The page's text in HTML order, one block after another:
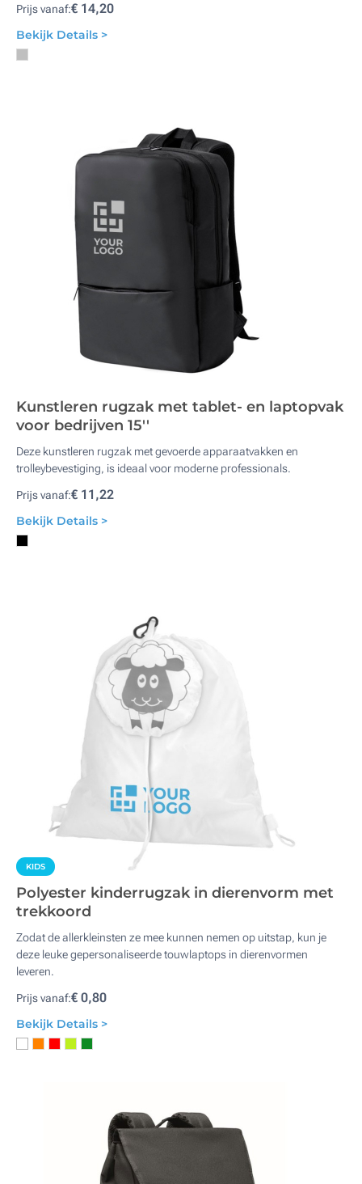
Prijs vanaf:€ 14,20
Bekijk Details >
Kunstleren rugzak met tablet- en laptopvak
voor bedrijven 15''
Deze kunstleren rugzak met gevoerde apparaatvakken en
trolleybevestiging, is ideaal voor moderne professionals.
Prijs vanaf:€ 11,22
Bekijk Details >
KIDS
Polyester kinderrugzak in dierenvorm met
trekkoord
Zodat de allerkleinsten ze mee kunnen nemen op uitstap, kun je
deze leuke gepersonaliseerde touwlaptops in dierenvormen
leveren.
Prijs vanaf:€ 0,80
Bekijk Details >